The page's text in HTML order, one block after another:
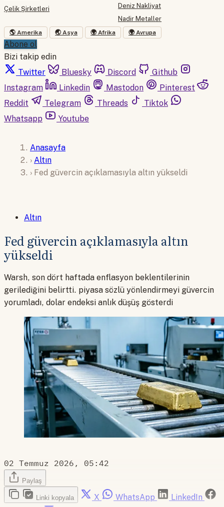
Çelik Şirketleri
Deniz Nakliyat
Nadir Metaller
🌎 Amerika 🌏 Asya 🌍 Afrika 🌍 Avrupa
Abone ol
Bizi takip edin
Twitter
Bluesky Discord
Github
Instagram
Linkedin Mastodon
Pinterest
Reddit
Telegram Threads
Tiktok
Whatsapp
Youtube
Anasayfa
› Altın
› Fed güvercin açıklamasıyla altın yükseldi
Altın
Fed güvercin açıklamasıyla altın
yükseldi
Warsh, son dört haftada enflasyon beklentilerinin
gerilediğini belirtti. piyasa sözlü yönlendirmeyi güvercin
yorumladı, dolar endeksi anlık düşüş gösterdi
02 Temmuz 2026, 05:42
Paylaş
Linki kopyala X WhatsApp
LinkedIn